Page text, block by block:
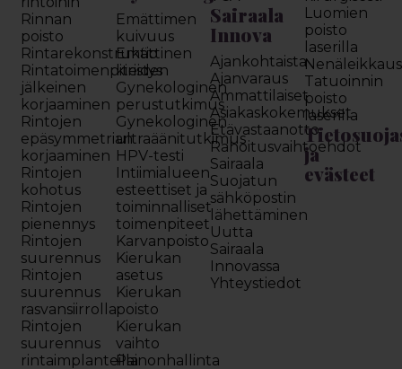
Rinnan
poisto
Rintarekonstruktio
Rintatoimenpiteiden
jälkeinen
korjaaminen
Rintojen
epäsymmetrian
korjaaminen
Rintojen
kohotus
Rintojen
pienennys
Rintojen
suurennus
Rintojen
suurennus
rasvansiirrolla
Rintojen
suurennus
rintaimplanteilla
Emättimen
kuivuus
Emättinen
kiristys
Gynekologinen
perustutkimus
Gynekologinen
ultraäänitutkimus
HPV-testi
Intiimialueen
esteettiset ja
toiminnalliset
toimenpiteet
Karvanpoisto
Kierukan
asetus
Kierukan
poisto
Kierukan
vaihto
Painonhallinta
Sairaala
Innova
Ajankohtaista
Ajanvaraus
Ammattilaiset
Asiakaskokemukset
Etävastaanotto
Rahoitusvaihtoehdot
Sairaala
Suojatun
sähköpostin
lähettäminen
Uutta
Sairaala
Innovassa
Yhteystiedot
Luomien
poisto
laserilla
Nenäleikkaus
Tatuoinnin
poisto
laserilla
ja
evästeet